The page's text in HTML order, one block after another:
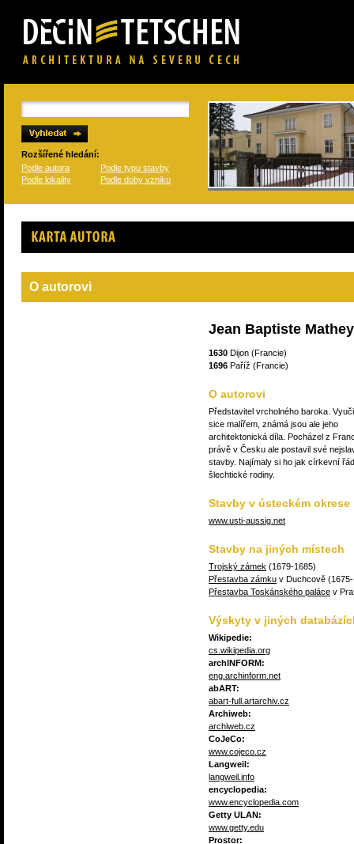
Rozšířené hledání:
Podle autora
Podle typu stavby
Podle lokality
Podle doby vzniku
Karta autora
O autorovi
Jean Baptiste Mathey
1630 Dijon (Francie)
1696 Paříž (Francie)
O autorovi
Představitel vrcholného baroka.
sice malířem, známá jsou ale jeho
architektonická díla. Pocházel z
právě v Česku ale postavil své
stavby. Najímaly si ho jak církevní
šlechtické rodiny.
Stavby v ústeckém okrese
www.usti-aussig.net
Stavby na jiných místech
Trojský zámek (1679-1685)
Přestavba zámku v Duchcově
Přestavba Toskánského paláce v
Výskyty v jiných
Wikipedie:
cs.wikipedia.org
archINFORM:
eng.archinform.net
abART:
abart-full.artarchiv.cz
Archiweb:
archiweb.cz
CoJeCo:
www.cojeco.cz
Langweil:
langweil.info
encyclopedia:
www.encyclopedia.com
Getty ULAN:
www.getty.edu
Prostor: